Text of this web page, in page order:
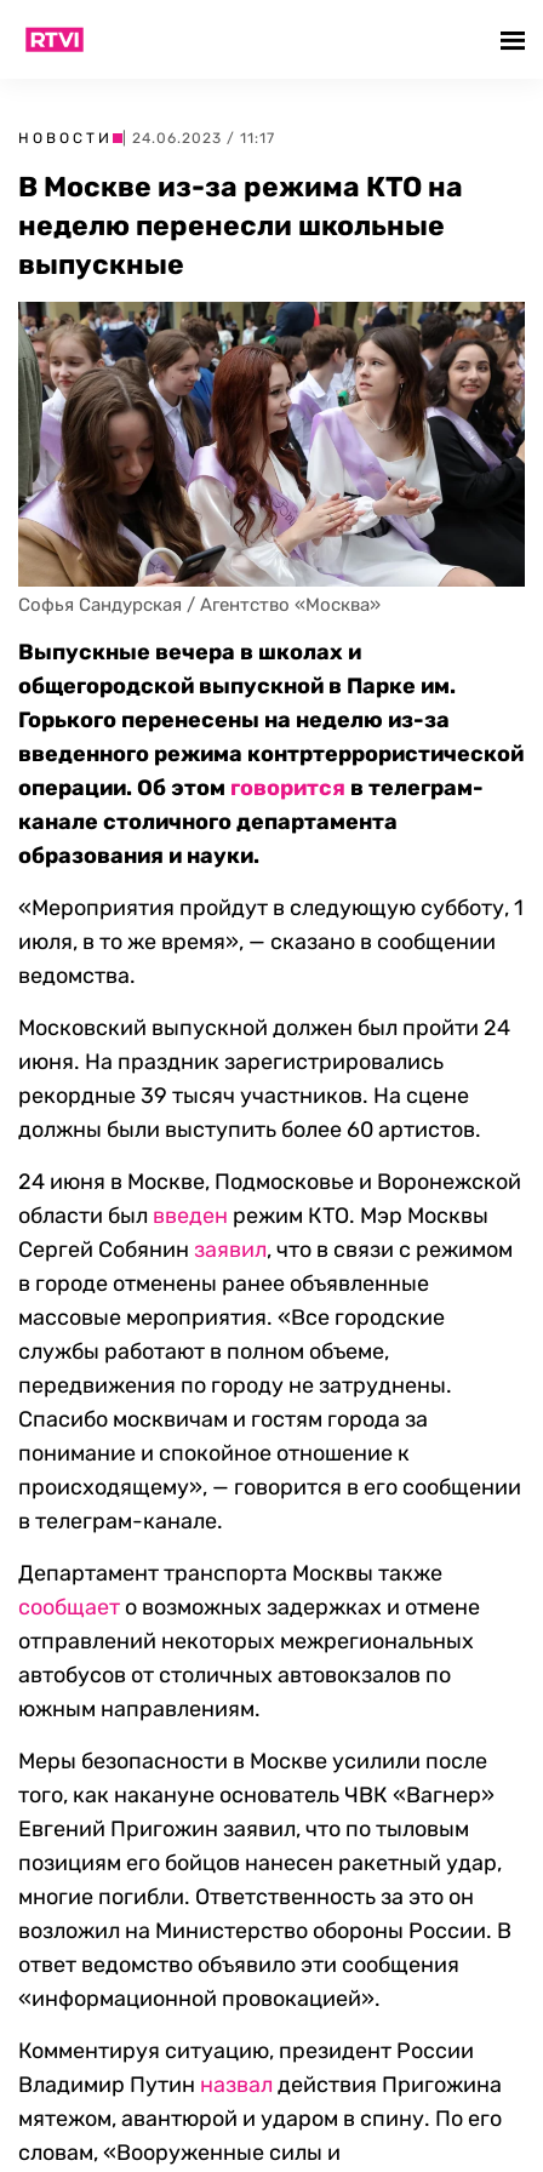
НОВОСТИ | 24.06.2023 / 11:17
В Москве из-за режима КТО на
неделю перенесли школьные
выпускные
Софья Сандурская / Агентство «Москва»
Выпускные вечера в школах и
общегородской выпускной в Парке им.
Горького перенесены на неделю из-за
введенного режима контртеррористической
операции. Об этом говорится в телеграм-
канале столичного департамента
образования и науки.
«Мероприятия пройдут в следующую субботу, 1
июля, в то же время», — сказано в сообщении
ведомства.
Московский выпускной должен был пройти 24
июня. На праздник зарегистрировались
рекордные 39 тысяч участников. На сцене
должны были выступить более 60 артистов.
24 июня в Москве, Подмосковье и Воронежской
области был введен режим КТО. Мэр Москвы
Сергей Собянин заявил, что в связи с режимом
в городе отменены ранее объявленные
массовые мероприятия. «Все городские
службы работают в полном объеме,
передвижения по городу не затруднены.
Спасибо москвичам и гостям города за
понимание и спокойное отношение к
происходящему», — говорится в его сообщении
в телеграм-канале.
Департамент транспорта Москвы также
сообщает о возможных задержках и отмене
отправлений некоторых межрегиональных
автобусов от столичных автовокзалов по
южным направлениям.
Меры безопасности в Москве усилили после
того, как накануне основатель ЧВК «Вагнер»
Евгений Пригожин заявил, что по тыловым
позициям его бойцов нанесен ракетный удар,
многие погибли. Ответственность за это он
возложил на Министерство обороны России. В
ответ ведомство объявило эти сообщения
«информационной провокацией».
Комментируя ситуацию, президент России
Владимир Путин назвал действия Пригожина
мятежом, авантюрой и ударом в спину. По его
словам, «Вооруженные силы и